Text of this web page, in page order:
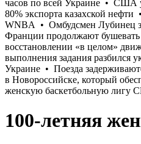
100-летняя